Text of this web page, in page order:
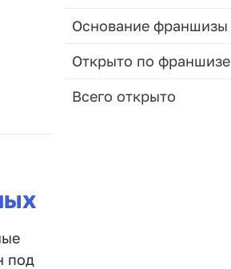
под
Основание франшизы
Открыто по франшизе
Всего открыто